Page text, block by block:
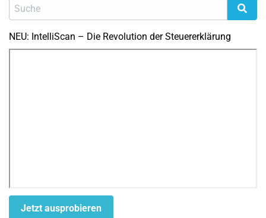
NEU: IntelliScan – Die Revolution der Steuererklärung
Jetzt ausprobieren